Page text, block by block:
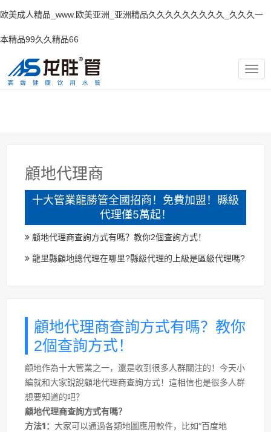
欧美成人精品_www.欧美亚洲_亚洲精品久久久久久久久久久_久久久一
本精品99久久精品66
顧地代理商
十大管業龍勝管全國招商！免費加盟！縣級
代理僅5萬起！
顧地代理商查詢方式有嗎？教你2個查詢方式！
龍里縣顧地總代理在哪里?縣級代理的上級是區級代理嗎?
顧地代理商查詢方式有嗎？教你
2個查詢方式！
顧地作為十大管業之一，還是收到很多人群關注的！今天小
編就和大家說說顧地代理商查詢方式！這相信也是很多人群
想要知道的吧？
顧地代理商查詢方式有嗎？
方法1： 大家可以通過各類地圖應用軟件，比如“百度地